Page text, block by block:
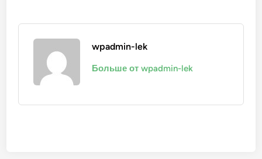
wpadmin-lek
Больше от wpadmin-lek